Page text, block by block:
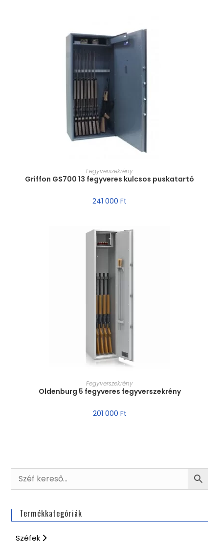
MÉRET VÁLASZTÁSA
Fegyverszekrény
Griffon GS700 13 fegyveres kulcsos puskatartó
241 000 Ft
MÉRET VÁLASZTÁSA
Fegyverszekrény
Oldenburg 5 fegyveres fegyverszekrény
201 000 Ft
Termékkategóriák
Széfek